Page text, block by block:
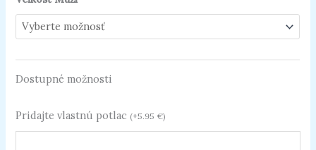
Dostupné možnosti
Pridajte vlastnú potlac (+5.95 €)